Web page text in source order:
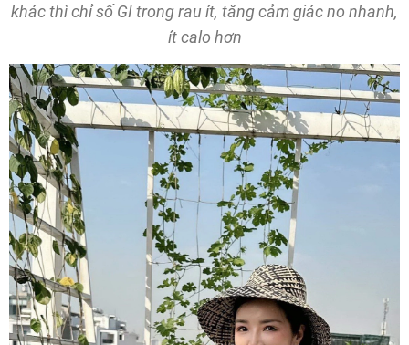
khác thì chỉ số GI trong rau ít, tăng cảm giác no nhanh,
ít calo hơn